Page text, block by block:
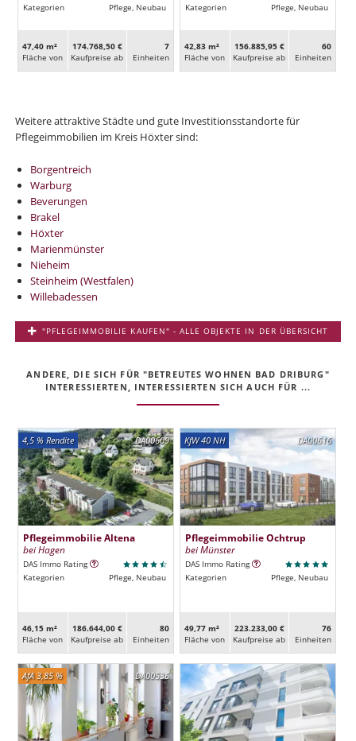
Kategorien
Pflege, Neubau
47,40 m²
Fläche von
174.768,50 €
Kaufpreise ab
7
Ein­heiten
Kategorien
Pflege, Neubau
42,83 m²
Fläche von
156.885,95 €
Kaufpreise ab
60
Ein­heiten
Weitere attraktive Städte und gute Investitionsstandorte für
Pflegeimmobilien im Kreis Höxter sind:
Borgentreich
Warburg
Beverungen
Brakel
Höxter
Marienmünster
Nieheim
Steinheim (Westfalen)
Willebadessen
"PFLEGEIMMOBILIE KAUFEN" - ALLE OBJEKTE IN DER ÜBERSICHT
ANDERE, DIE SICH FÜR "BETREUTES WOHNEN BAD DRIBURG"
INTERESSIERTEN, INTERESSIERTEN SICH AUCH FÜR ...
DA00609
4,5 % Rendite
Pflegeimmobilie Altena
bei Hagen
DAS Immo Rating
Kategorien
Pflege, Neubau
46,15 m²
Fläche von
186.644,00 €
Kaufpreise ab
80
Ein­heiten
DA00616
KfW 40 NH
Pflegeimmobilie Ochtrup
bei Münster
DAS Immo Rating
Kategorien
Pflege, Neubau
49,77 m²
Fläche von
223.233,00 €
Kaufpreise ab
76
Ein­heiten
DA00536
AfA 3,85 %